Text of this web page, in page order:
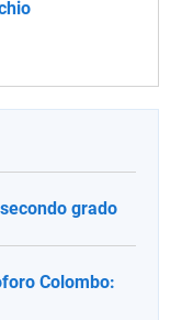
grado
Colombo: